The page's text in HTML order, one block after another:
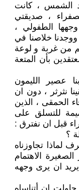
الشمس ، كانت
، صديقتي
الطفولي ،
خلاصنا في
من غربة و لوعة
بأن المتعة
عصير الليمون
نثرثر ، دون ان
الحمقى ، الذين
للتسلق على
قبل ان نفترق :
؟
لماذا تجاوزناه
الاهتمام
ان يرى وجهه